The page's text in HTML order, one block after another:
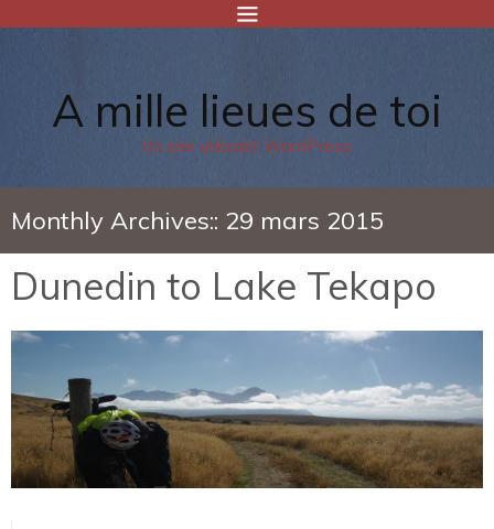
A mille lieues de toi
Un site utilisant WordPress
Monthly Archives:: 29 mars 2015
Dunedin to Lake Tekapo